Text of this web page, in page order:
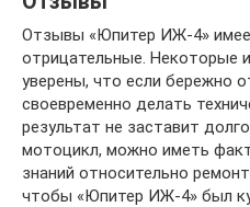
Отзывы «Юпитер ИЖ-4»
отрицательные. Некоторые
уверены, что если бережно
своевременно делать
результат не заставит
мотоцикл, можно иметь
знаний относительно
чтобы «Юпитер ИЖ-4» был